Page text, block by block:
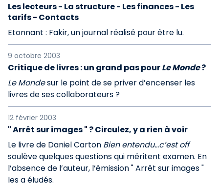
Les lecteurs - La structure - Les finances - Les
tarifs - Contacts
Etonnant : Fakir, un journal réalisé pour être lu.
9 octobre 2003
Critique de livres : un grand pas pourLe Monde?
Le Mondesur le point de se priver d’encenser les
livres de ses collaborateurs ?
12 février 2003
" Arrêt sur images " ? Circulez, y a rien à voir
Le livre de Daniel Carton Bien entendu...c’est off
soulève quelques questions qui méritent examen. En
l’absence de l’auteur, l’émission " Arrêt sur images "
les a éludés.